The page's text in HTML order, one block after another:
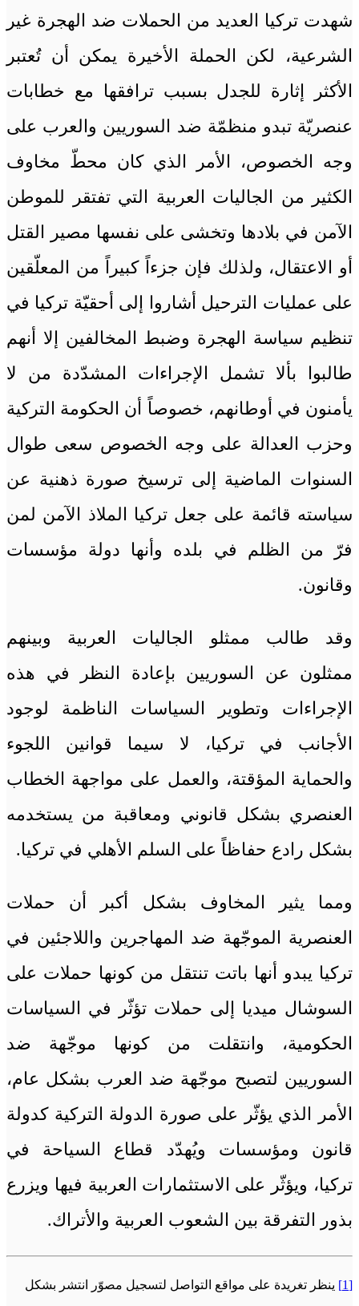
شهدت تركيا العديد من الحملات ضد الهجرة غير
الشرعية، لكن الحملة الأخيرة يمكن أن تُعتبر
الأكثر إثارة للجدل بسبب ترافقها مع خطابات
عنصريّة تبدو منظمّة ضد السوريين والعرب على
وجه الخصوص، الأمر الذي كان محطّ مخاوف
الكثير من الجاليات العربية التي تفتقر للموطن
الآمن في بلادها وتخشى على نفسها مصير القتل
أو الاعتقال، ولذلك فإن جزءاً كبيراً من المعلّقين
على عمليات الترحيل أشاروا إلى أحقيّة تركيا في
تنظيم سياسة الهجرة وضبط المخالفين إلا أنهم
طالبوا بألا تشمل الإجراءات المشدّدة من لا
يأمنون في أوطانهم، خصوصاً أن الحكومة التركية
وحزب العدالة على وجه الخصوص سعى طوال
السنوات الماضية إلى ترسيخ صورة ذهنية عن
سياسته قائمة على جعل تركيا الملاذ الآمن لمن
فرّ من الظلم في بلده وأنها دولة مؤسسات
وقانون.
وقد طالب ممثلو الجاليات العربية وبينهم
ممثلون عن السوريين بإعادة النظر في هذه
الإجراءات وتطوير السياسات الناظمة لوجود
الأجانب في تركيا، لا سيما قوانين اللجوء
والحماية المؤقتة، والعمل على مواجهة الخطاب
العنصري بشكل قانوني ومعاقبة من يستخدمه
بشكل رادع حفاظاً على السلم الأهلي في تركيا.
ومما يثير المخاوف بشكل أكبر أن حملات
العنصرية الموجّهة ضد المهاجرين واللاجئين في
تركيا يبدو أنها باتت تنتقل من كونها حملات على
السوشال ميديا إلى حملات تؤثّر في السياسات
الحكومية، وانتقلت من كونها موجّهة ضد
السوريين لتصبح موجّهة ضد العرب بشكل عام،
الأمر الذي يؤثّر على صورة الدولة التركية كدولة
قانون ومؤسسات ويُهدّد قطاع السياحة في
تركيا، ويؤثّر على الاستثمارات العربية فيها ويزرع
بذور التفرقة بين الشعوب العربية والأتراك.
[1] ينظر تغريدة على مواقع التواصل لتسجيل مصوّر انتشر بشكل